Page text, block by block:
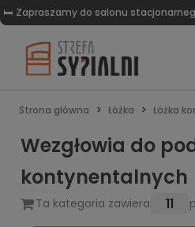
🛏️ Zapraszamy do salonu
Strona główna Łóżka Łóżka
Wezgłowia do
kontynentalnych
Ta kategoria zawiera 11